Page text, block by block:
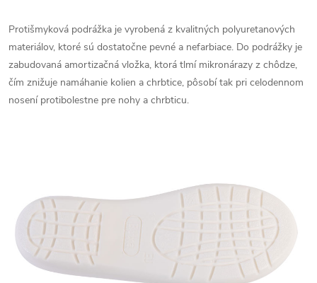
Protišmyková podrážka je vyrobená z kvalitných polyuretanových
materiálov, ktoré sú dostatočne pevné a nefarbiace. Do podrážky je
zabudovaná amortizačná vložka, ktorá tlmí mikronárazy z chôdze,
čím znižuje namáhanie kolien a chrbtice, pôsobí tak pri celodennom
nosení protibolestne pre nohy a chrbticu.